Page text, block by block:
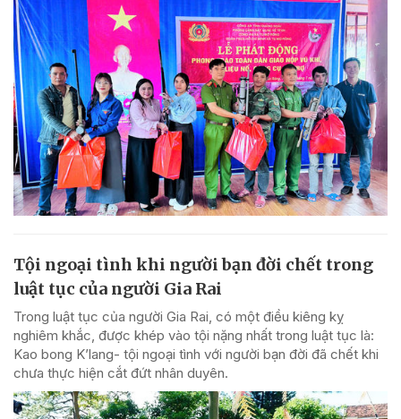
Tội ngoại tình khi người bạn đời chết trong
luật tục của người Gia Rai
Trong luật tục của người Gia Rai, có một điều kiêng kỵ
nghiêm khắc, được khép vào tội nặng nhất trong luật tục là:
Kao bong K’lang- tội ngoại tình với người bạn đời đã chết khi
chưa thực hiện cắt đứt nhân duyên.